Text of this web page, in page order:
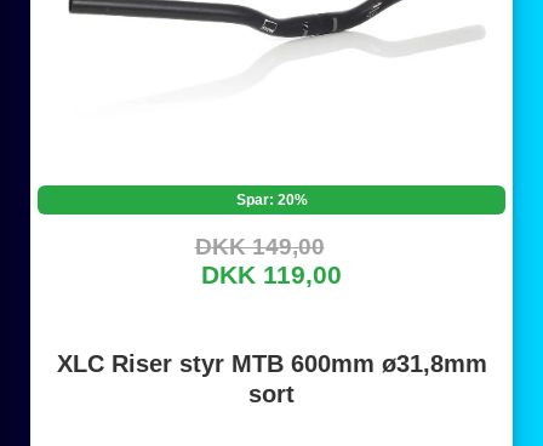
Spar: 20%
DKK 149,00
DKK 119,00
XLC Riser styr MTB 600mm ø31,8mm
sort